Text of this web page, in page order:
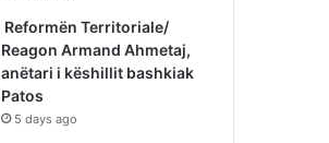
Reformën Territoriale/
Reagon Armand Ahmetaj,
anëtari i këshillit bashkiak
Patos
5 days ago